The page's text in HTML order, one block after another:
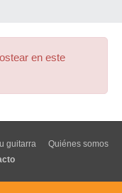
en este
guitarra
Quiénes somos